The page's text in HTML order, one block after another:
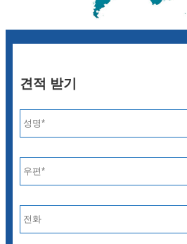
견적 받기